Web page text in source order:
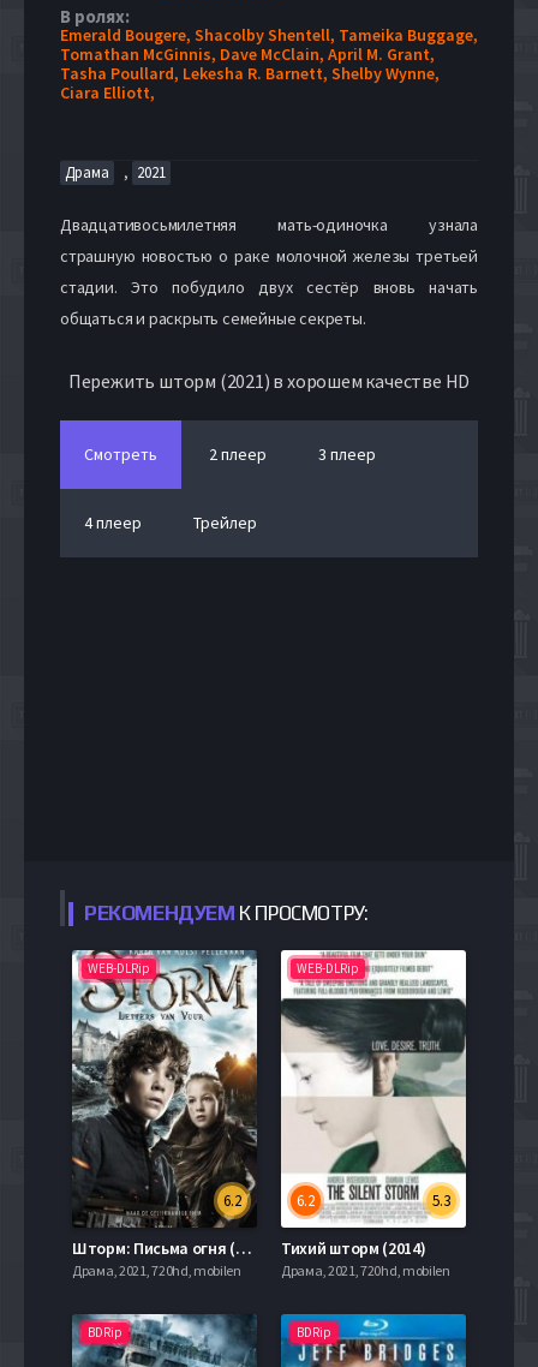
В ролях:
Emerald Bougere, Shacolby Shentell, Tameika Buggage,
Tomathan McGinnis, Dave McClain, April M. Grant,
Tasha Poullard, Lekesha R. Barnett, Shelby Wynne,
Ciara Elliott,
Драма , 2021
Двадцативосьмилетняя мать-одиночка узнала
страшную новостью о раке молочной железы третьей
стадии. Это побудило двух сестёр вновь начать
общаться и раскрыть семейные секреты.
Пережить шторм (2021) в хорошем качестве HD
Смотреть 2 плеер 3 плеер
4 плеер Трейлер
РЕКОМЕНДУЕМ К ПРОСМОТРУ:
WEB-DLRip
6.2
Шторм: Письма огня (2017)
Драма, 2021, 720hd, mobilen
WEB-DLRip
5.3
6.2
Тихий шторм (2014)
Драма, 2021, 720hd, mobilen
BDRip BDRip